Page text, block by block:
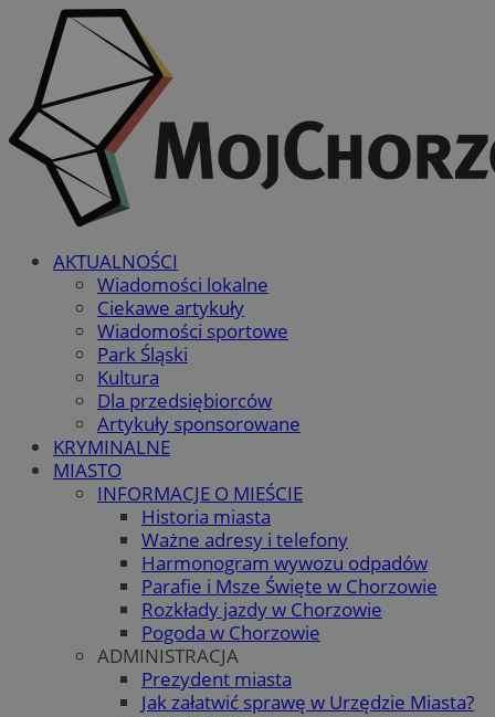
AKTUALNOŚCI
Wiadomości lokalne
Ciekawe artykuły
Wiadomości sportowe
Park Śląski
Kultura
Dla przedsiębiorców
Artykuły sponsorowane
KRYMINALNE
MIASTO
INFORMACJE O MIEŚCIE
Historia miasta
Ważne adresy i telefony
Harmonogram wywozu odpadów
Parafie i Msze Święte w Chorzowie
Rozkłady jazdy w Chorzowie
Pogoda w Chorzowie
ADMINISTRACJA
Prezydent miasta
Jak załatwić sprawę w Urzędzie Miasta?